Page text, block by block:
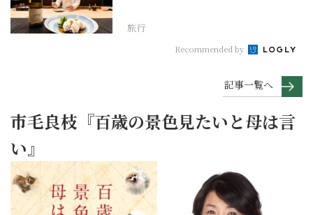
旅行
Recommended by
記事一覧へ
市毛良枝『百歳の景色見たいと母は言
い』